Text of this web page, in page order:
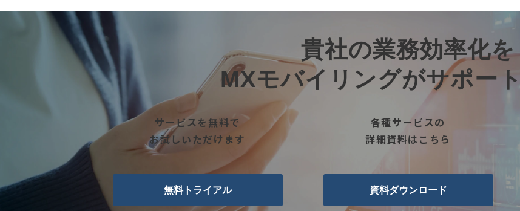
貴社の業務効率化を
MXモバイリングがサポー
サービスを無料で
お試しいただけます
無料トライアル
各種サービスの
詳細資料はこちら
資料ダウンロード